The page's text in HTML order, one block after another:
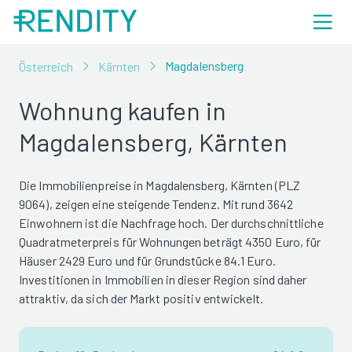
Österreich Kärnten Magdalensberg
Wohnung kaufen in
Magdalensberg, Kärnten
Die Immobilienpreise in Magdalensberg, Kärnten (PLZ
9064), zeigen eine steigende Tendenz. Mit rund 3642
Einwohnern ist die Nachfrage hoch. Der durchschnittliche
Quadratmeterpreis für Wohnungen beträgt 4350 Euro, für
Häuser 2429 Euro und für Grundstücke 84.1 Euro.
Investitionen in Immobilien in dieser Region sind daher
attraktiv, da sich der Markt positiv entwickelt.